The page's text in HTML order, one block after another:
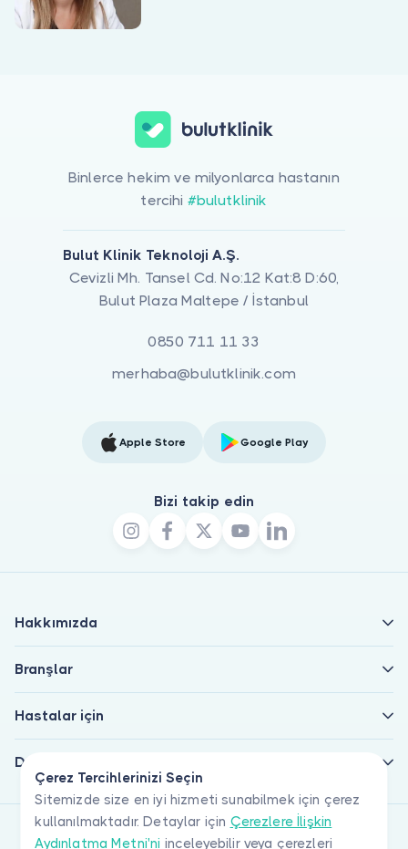
Doktor musunuz?
Çerez Tercihlerinizi Seçin
Sitemizde size en iyi hizmeti sunabilmek için çerez
kullanılmaktadır. Detaylar için Çerezlere İlişkin
Aydınlatma Metni'ni inceleyebilir veya çerezleri
Binlerce hekim ve milyonlarca hastanın
tercihi #bulutklinik
Bulut Klinik Teknoloji A.Ş.
Cevizli Mh. Tansel Cd. No:12 Kat:8 D:60,
Bulut Plaza Maltepe / İstanbul
0850 711 11 33
merhaba@bulutklinik.com
Apple Store Google Play
Bizi takip edin
Hakkımızda
Branşlar
Hastalar için
Doktorlar için